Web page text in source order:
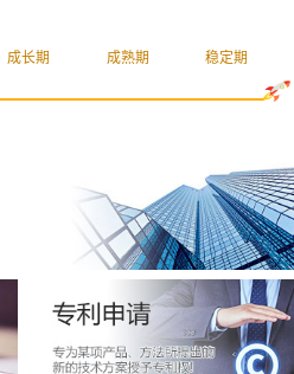
成长期 成熟期 稳定期